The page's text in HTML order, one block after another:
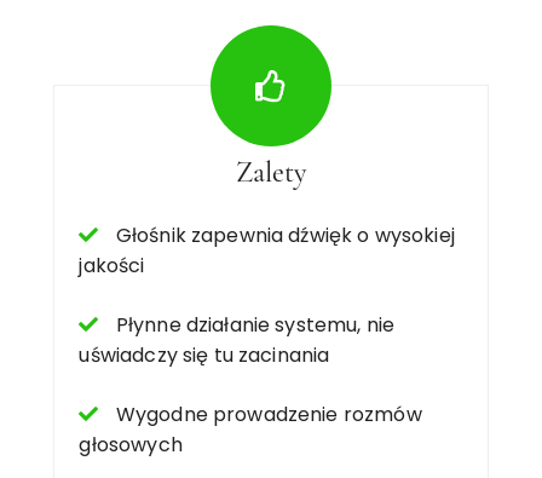
Zalety
Głośnik zapewnia dźwięk o wysokiej
jakości
Płynne działanie systemu, nie
uświadczy się tu zacinania
Wygodne prowadzenie rozmów
głosowych